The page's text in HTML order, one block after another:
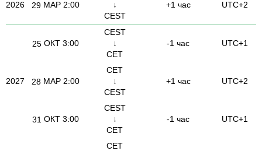
2026 29 МАР 2:00
↓
CEST
+1 час UTC+2
25 ОКТ 3:00
CEST
↓
CET
-1 час UTC+1
2027 28 МАР 2:00
CET
↓
CEST
+1 час UTC+2
31 ОКТ 3:00
CEST
↓
CET
-1 час UTC+1
CET